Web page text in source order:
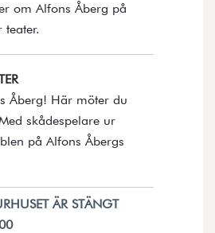
om Alfons Åberg på
teater.
Åberg! Här möter du
skådespelare ur
på Alfons Åbergs
ÄR STÄNGT